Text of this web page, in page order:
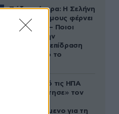
Ζώδια σήμερα: Η Σελήνη
στους Διδύμους φέρνει
ανατροπές – Ποιοι
δέχονται την
ευεργετική επίδραση
του Δία από το
Ζευγάρι από τις ΗΠΑ
που «υιοθέτησε» τον
κατηγορούμενο για τη